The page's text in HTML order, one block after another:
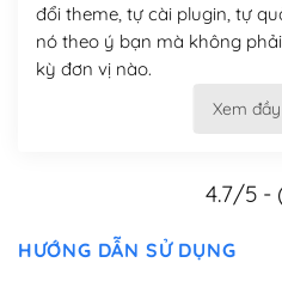
đổi theme, tự cài plugin, tự
nó theo ý bạn mà không
kỳ đơn vị nào.
Việc của bạn là đăng ký một
Có thể tùy biến trên website
– Thân thiện với công cụ tìm
Xem
4.7/5 -
HƯỚNG DẪN SỬ DỤNG